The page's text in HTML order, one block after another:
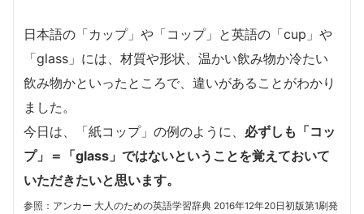
日本語の「カップ」や「コップ」と英語の「cup」や
「glass」には、材質や形状、温かい飲み物か冷たい
飲み物かといったところで、違いがあることがわかり
ました。
今日は、「紙コップ」の例のように、 必ずしも「コッ
プ」＝「glass」ではないということを覚えておいて
いただきたいと思います。
参照：アンカー 大人のための英語学習辞典 2016年12年20日初版第1刷発